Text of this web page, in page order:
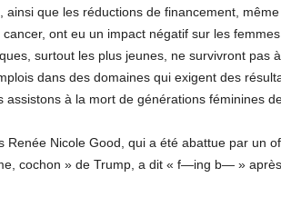
ainsi que les réductions de financement,
ont eu un impact négatif sur les
surtout les plus jeunes, ne survivront pas
dans des domaines qui exigent des
assistons à la mort de générations féminines
Renée Nicole Good, qui a été abattue par un
cochon » de Trump, a dit « f—ing b— » après